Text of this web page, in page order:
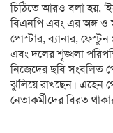
চিঠিতে আরও বলা হয়,
বিএনপি এবং এর অঙ্গ ও
পোস্টার, ব্যানার,
এবং দলের শৃঙ্খলা
নিজেদের ছবি সংবলিত
ঝুলিয়ে রাখছেন। এহেন
নেতাকর্মীদের বিরত